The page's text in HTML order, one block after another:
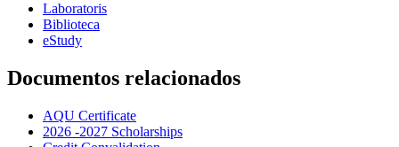
Laboratoris
Biblioteca
eStudy
Documentos relacionados
AQU Certificate
2026 -2027 Scholarships